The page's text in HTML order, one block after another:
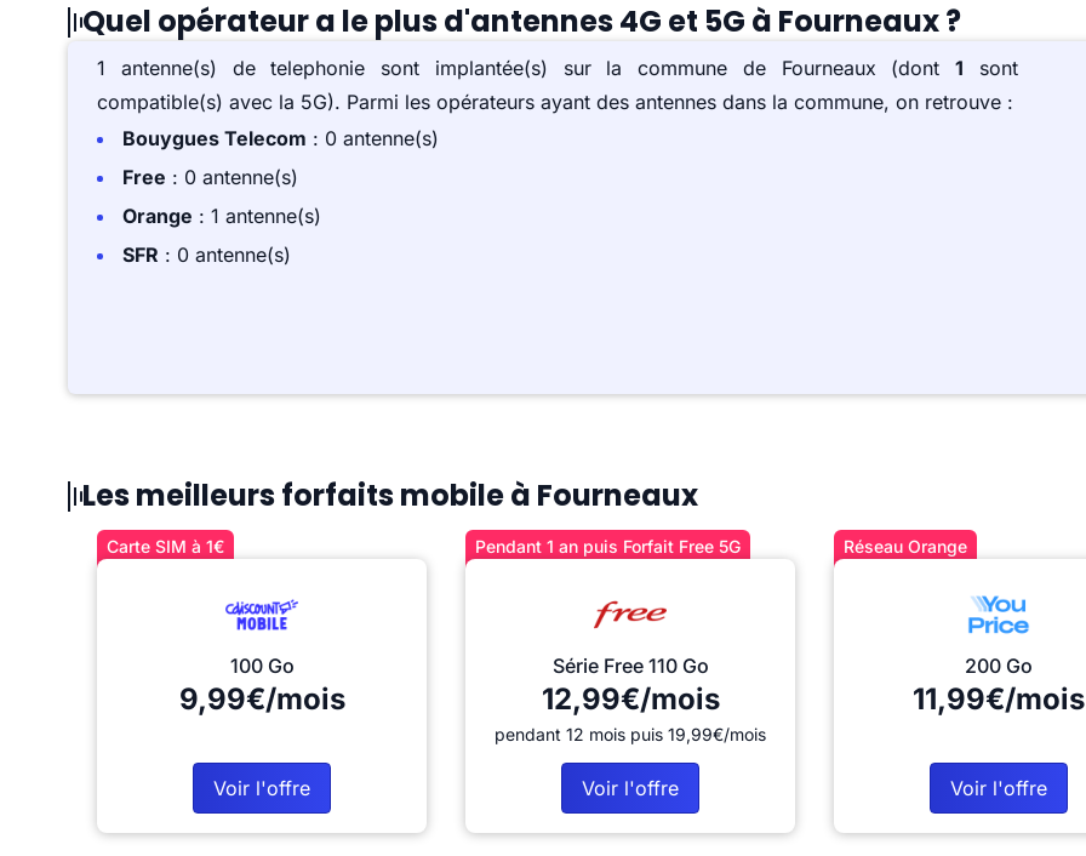
Quel opérateur a le plus d'antennes 4G et 5G à Fourneaux ?
1 antenne(s) de telephonie sont implantée(s) sur la commune de Fourneaux (dont1 sont
compatible(s) avec la 5G). Parmi les opérateurs ayant des antennes dans la commune, on retrouve :
Bouygues Telecom : 0 antenne(s)
Free : 0 antenne(s)
Orange : 1 antenne(s)
SFR : 0 antenne(s)
Les meilleurs forfaits mobile à Fourneaux
Carte SIM à 1€
100 Go
9,99€/mois
Voir l'offre
Pendant 1 an puis Forfait Free 5G
Série Free 110 Go
12,99€/mois
pendant 12 mois puis 19,99€/mois
Voir l'offre
Réseau Orange
200 Go
11,99€/mois
Voir l'offre